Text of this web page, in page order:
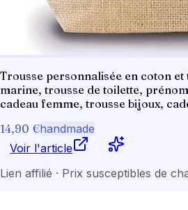
Trousse personnalisée en coton
marine, trousse de toilette,
cadeau femme, trousse bijoux,
14,90 €handmade
Voir l'article
Lien affilié · Prix susceptibles de